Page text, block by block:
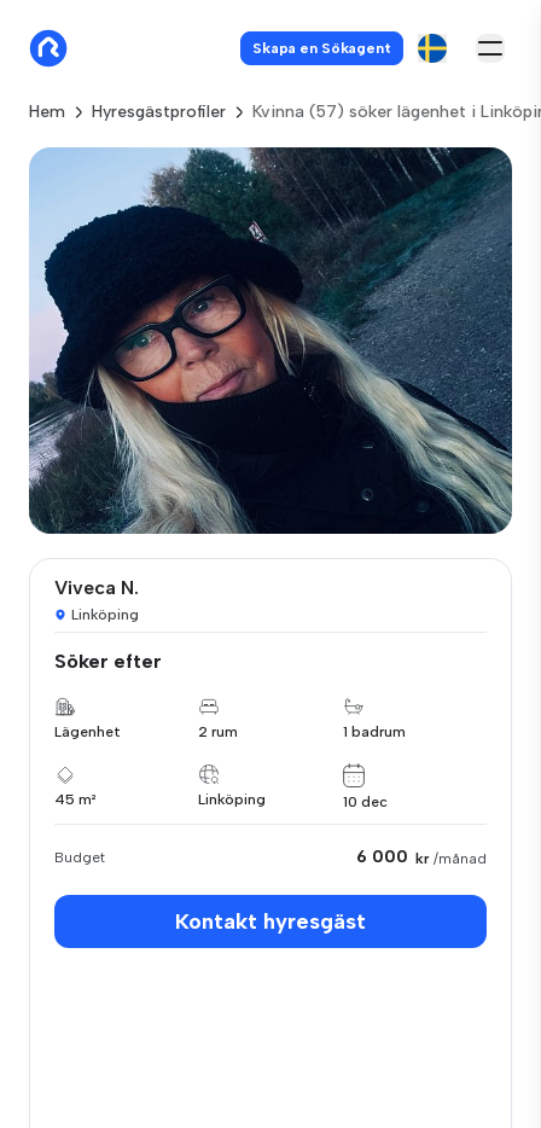
Skapa en Sökagent
Hem Hyresgästprofiler Kvinna (57) söker lägenhet i
Viveca N.
Linköping
Söker efter
Lägenhet 2 rum 1 badrum
45 m² Linköping 10 dec
Budget 6 000 kr /månad
Kontakt hyresgäst